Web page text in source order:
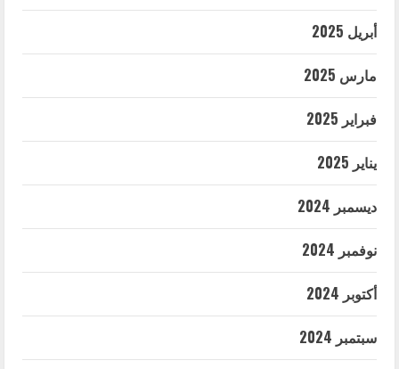
أبريل 2025
مارس 2025
فبراير 2025
يناير 2025
ديسمبر 2024
نوفمبر 2024
أكتوبر 2024
سبتمبر 2024